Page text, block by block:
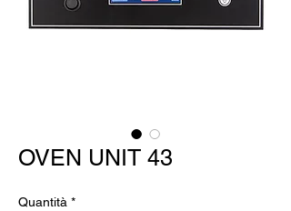
OVEN UNIT 43
Quantità *